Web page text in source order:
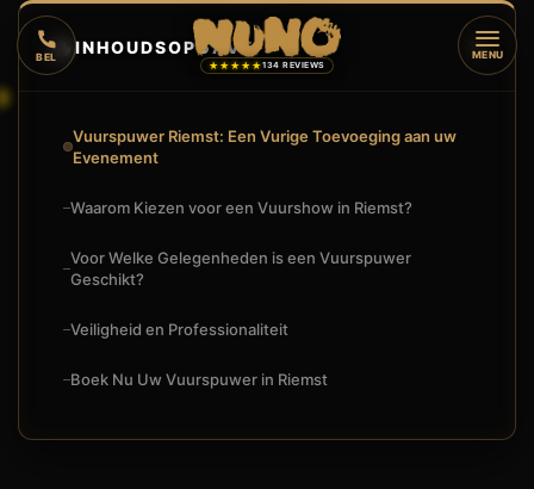
BEL
★★★★★134 REVIEWS
MENU
🔥INHOUDSOPGAVE ▼
Vuurspuwer Riemst: Een Vurige Toevoeging aan uw
Evenement
Waarom Kiezen voor een Vuurshow in Riemst?
Voor Welke Gelegenheden is een Vuurspuwer
Geschikt?
Veiligheid en Professionaliteit
Boek Nu Uw Vuurspuwer in Riemst